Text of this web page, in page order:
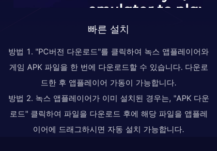
빠른 설치
방법 1. "PC버전 다운로드"를 클릭하여 녹스 앱플레이어와
게임 APK 파일을 한 번에 다운로드할 수 있습니다. 다운로
드한 후 앱플레이어 가동이 가능합니다.
방법 2. 녹스 앱플레이어가 이미 설치된 경우는, "APK 다운
로드" 클릭하여 파일을 다운로드 후에 해당 파일을 앱플레
이어에 드래그하시면 자동 설치 가능합니다.